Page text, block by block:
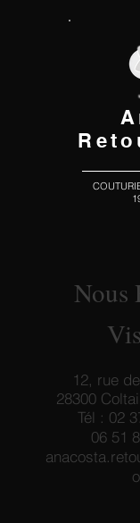
Nous
12, rue
28300
Tél : 02
06 51